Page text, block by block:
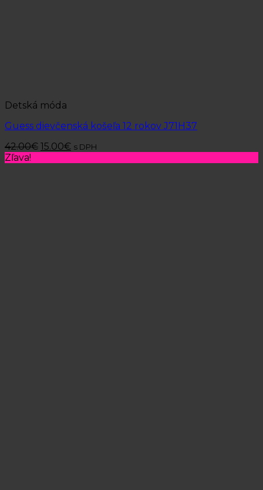
Detská móda
Guess dievčenská košeľa 12 rokov J71H37
42.00€ 15.00€ s DPH
Zľava!